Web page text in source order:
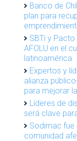
Banco de
plan para
SBTi y
AFOLU en el
latinoamérica
Expertos y
alianza
para mejorar
Líderes de
será clave
Sodimac fue
comunidad